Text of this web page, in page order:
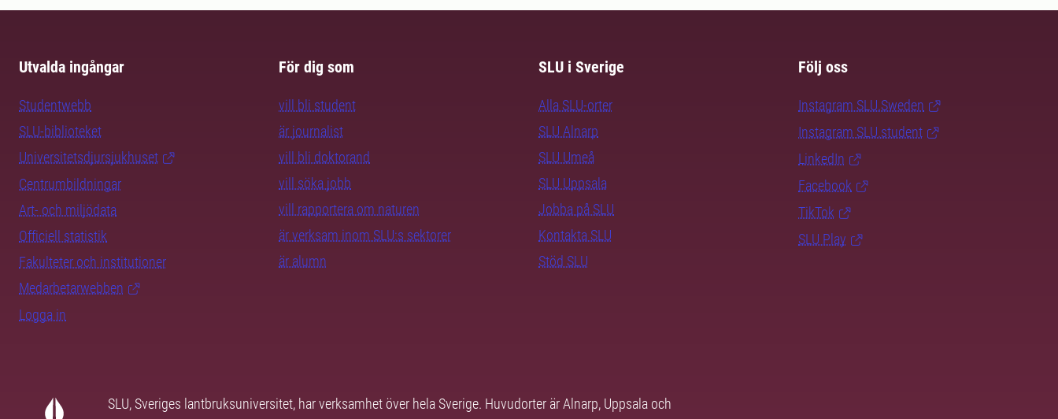
Utvalda ingångar
Studentwebb
SLU-biblioteket
Universitetsdjursjukhuset
Centrumbildningar
Art- och miljödata
Officiell statistik
Fakulteter och institutioner
Medarbetarwebben
Logga in
För dig som
vill bli student
är journalist
vill bli doktorand
vill söka jobb
vill rapportera om naturen
är verksam inom SLU:s sektorer
är alumn
SLU i Sverige
Alla SLU-orter
SLU Alnarp
SLU Umeå
SLU Uppsala
Jobba på SLU
Kontakta SLU
Stöd SLU
Följ oss
Instagram SLU.Sweden
Instagram SLU.student
LinkedIn
Facebook
TikTok
SLU Play
SLU, Sveriges lantbruksuniversitet, har verksamhet över hela Sverige. Huvudorter är Alnarp, Uppsala och